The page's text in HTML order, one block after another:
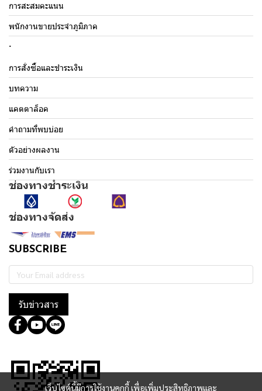
เว็บไซต์นี้มีการใช้งานคุกกี้ เพื่อเพิ่มประสิทธิภาพและ
การสะสมคะแนน
พนักงานขายประจำภูมิภาค
.
การสั่งซื้อและชำระเงิน
บทความ
แคตตาล็อค
คำถามที่พบบ่อย
ตัวอย่างผลงาน
ร่วมงานกับเรา
ช่องทางชำระเงิน
ช่องทางจัดส่ง
SUBSCRIBE
รับข่าวสาร